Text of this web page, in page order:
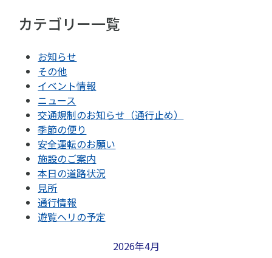
カテゴリー一覧
お知らせ
その他
イベント情報
ニュース
交通規制のお知らせ（通行止め）
季節の便り
安全運転のお願い
施設のご案内
本日の道路状況
見所
通行情報
遊覧ヘリの予定
2026年4月